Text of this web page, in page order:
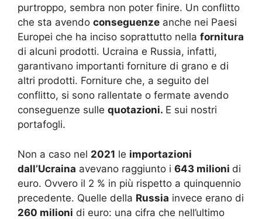
purtroppo, sembra non poter finire. Un conflitto
che sta avendo conseguenze anche nei Paesi
Europei che ha inciso soprattutto nella fornitura
di alcuni prodotti. Ucraina e Russia, infatti,
garantivano importanti forniture di grano e di
altri prodotti. Forniture che, a seguito del
conflitto, si sono rallentate o fermate avendo
conseguenze sulle quotazioni. E sui nostri
portafogli.
Non a caso nel 2021 le importazioni
dall’Ucraina avevano raggiunto i 643 milioni di
euro. Ovvero il 2 % in più rispetto a quinquennio
precedente. Quelle della Russia invece erano di
260 milioni di euro: una cifra che nell’ultimo